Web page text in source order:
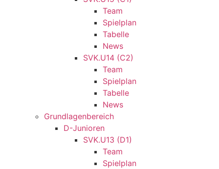
Team
Spielplan
Tabelle
News
SVK.U14 (C2)
Team
Spielplan
Tabelle
News
Grundlagenbereich
D-Junioren
SVK.U13 (D1)
Team
Spielplan